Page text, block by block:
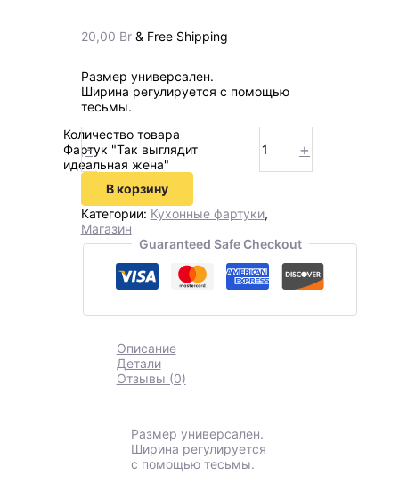
20,00 Br & Free Shipping
Размер универсален.
Ширина регулируется с помощью
тесьмы.
-
Количество товара
Фартук "Так выглядит
идеальная жена"
+
В корзину
Категории: Кухонные фартуки,
Магазин
Guaranteed Safe Checkout
Описание
Детали
Отзывы (0)
Размер универсален.
Ширина регулируется
с помощью тесьмы.